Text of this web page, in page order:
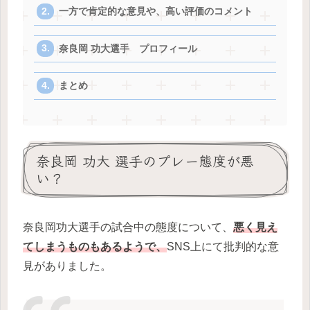
一方で肯定的な意見や、高い評価のコメント
奈良岡 功大選手 プロフィール
まとめ
奈良岡 功大 選手のプレー態度が悪
い？
奈良岡功大選手の試合中の態度について、 悪く見え
てしまうものもあるようで、SNS上にて批判的な意
見がありました。